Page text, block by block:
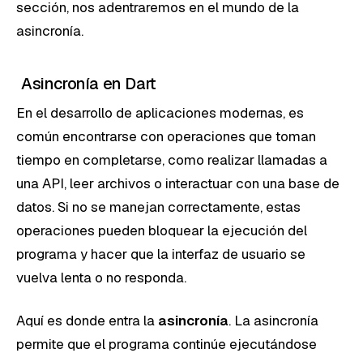
sección, nos adentraremos en el mundo de la
asincronía.
Asincronía en Dart
En el desarrollo de aplicaciones modernas, es
común encontrarse con operaciones que toman
tiempo en completarse, como realizar llamadas a
una API, leer archivos o interactuar con una base de
datos. Si no se manejan correctamente, estas
operaciones pueden bloquear la ejecución del
programa y hacer que la interfaz de usuario se
vuelva lenta o no responda.
Aquí es donde entra la asincronía. La asincronía
permite que el programa continúe ejecutándose